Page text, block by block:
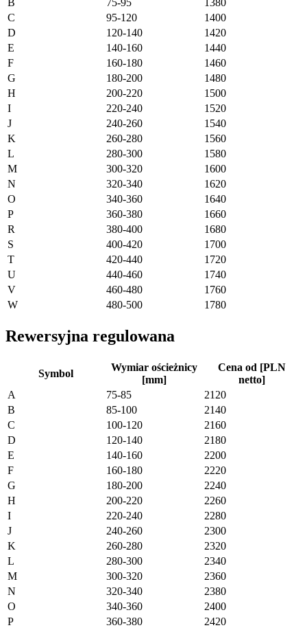
B 75-95
1380
C
95-120
1400
D
120-140
1420
E
140-160
1440
F
160-180
1460
G
180-200
1480
H
200-220
1500
I
220-240
1520
J
240-260
1540
K
260-280
1560
L
280-300
1580
M
300-320
1600
N
320-340
1620
O
340-360
1640
P
360-380
1660
R
380-400
1680
S
400-420
1700
T
420-440
1720
U
440-460
1740
V
460-480
1760
W
480-500 1780
Rewersyjna regulowana
Symbol
Wymiar ościeżnicy
[mm]
Cena od [PLN
netto]
A
75-85
2120
B
85-100
2140
C
100-120
2160
D
120-140
2180
E
140-160
2200
F
160-180
2220
G
180-200
2240
H
200-220
2260
I
220-240
2280
J
240-260
2300
K
260-280
2320
L
280-300
2340
M
300-320
2360
N
320-340
2380
O
340-360
2400
P
360-380
2420